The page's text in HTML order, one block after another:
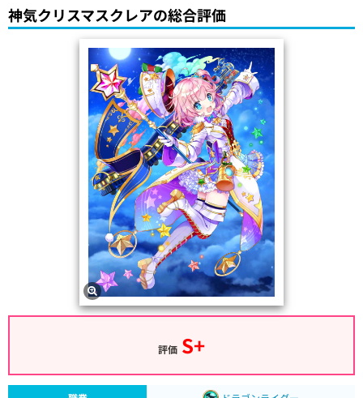
神気クリスマスクレアの総合評価
評価 S+